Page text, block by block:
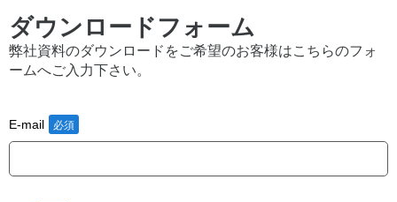
ダウンロードフォーム
弊社資料のダウンロードをご希望のお客様はこちらのフォ
ームへご入力下さい。
E-mail